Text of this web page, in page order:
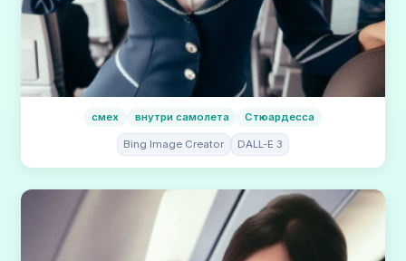
смех внутри самолета Стюардесса
Bing Image Creator DALL-E 3